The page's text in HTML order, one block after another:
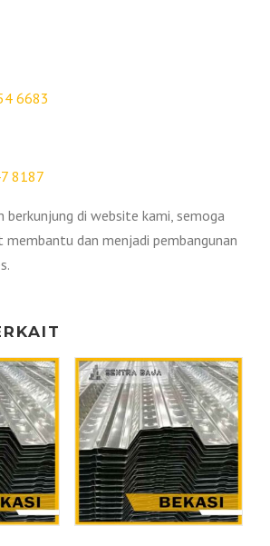
6683
8187
berkunjung di website kami, semoga
dan menjadi pembangunan